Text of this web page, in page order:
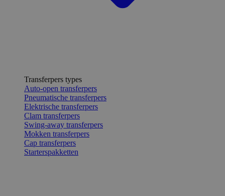
Transferpers types
Auto-open transferpers
Pneumatische transferpers
Elektrische transferpers
Clam transferpers
Swing-away transferpers
Mokken transferpers
Cap transferpers
Starterspakketten